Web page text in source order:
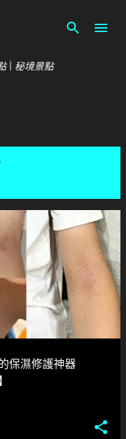
| 秘境景點
保濕修護神器